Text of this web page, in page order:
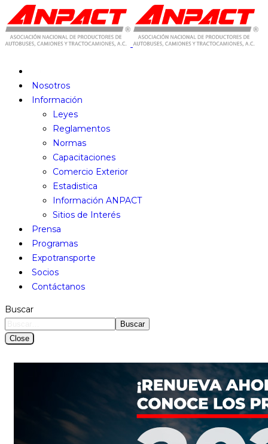
Nosotros
Información
Leyes
Reglamentos
Normas
Capacitaciones
Comercio Exterior
Estadistica
Información ANPACT
Sitios de Interés
Prensa
Programas
Expotransporte
Socios
Contáctanos
Buscar
Buscar
Close